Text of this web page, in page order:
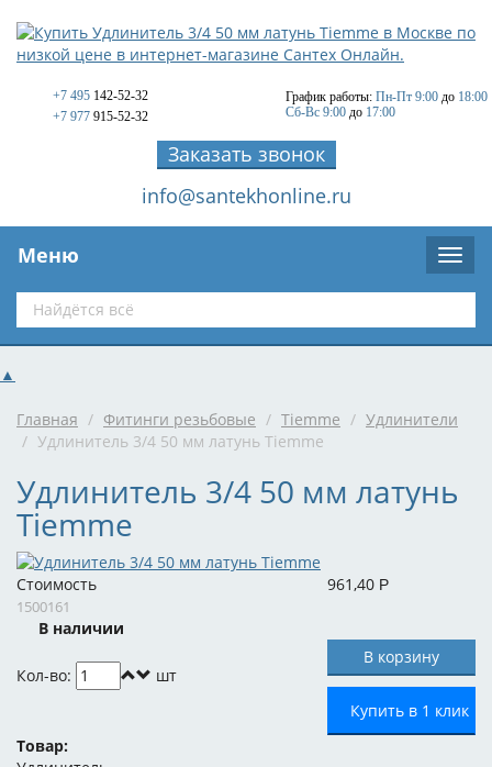
+7 495 142-52-32
+7 977 915-52-32
График работы: Пн-Пт 9:00 до 18:00
Сб-Вс 9:00 до 17:00
Заказать звонок
info@santekhonline.ru
Меню
▲
Главная / Фитинги резьбовые / Tiemme / Удлинители
/ Удлинитель 3/4 50 мм латунь Tiemme
Удлинитель 3/4 50 мм латунь
Tiemme
Стоимость 961,40 Р
1500161
В наличии
Кол-во:
шт
Купить в 1 клик
Товар: